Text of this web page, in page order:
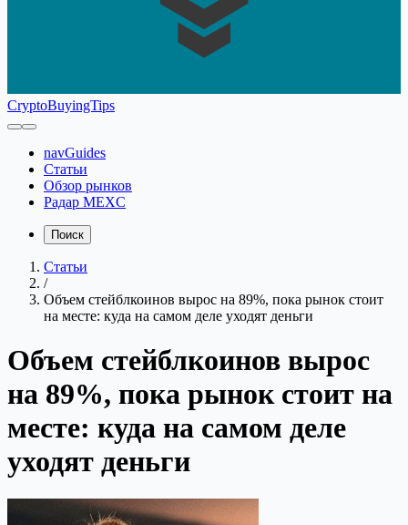
CryptoBuyingTips
navGuides
Статьи
Обзор рынков
Радар MEXC
Поиск
Статьи
/
Объем стейблкоинов вырос на 89%, пока рынок стоит
на месте: куда на самом деле уходят деньги
Объем стейблкоинов вырос
на 89%, пока рынок стоит на
месте: куда на самом деле
уходят деньги